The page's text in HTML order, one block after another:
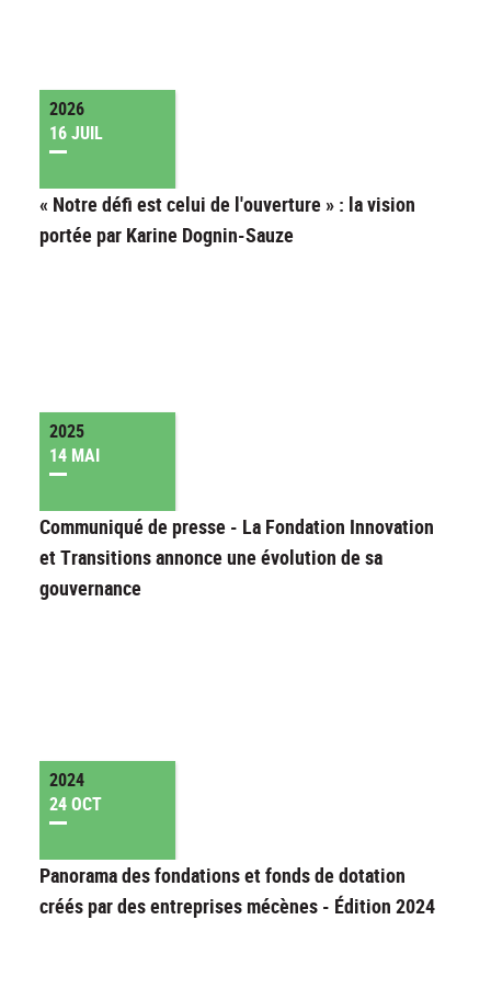
2026
16 JUIL
« Notre défi est celui de l'ouverture » : la vision
portée par Karine Dognin-Sauze
2025
14 MAI
Communiqué de presse - La Fondation Innovation
et Transitions annonce une évolution de sa
gouvernance
2024
24 OCT
Panorama des fondations et fonds de dotation
créés par des entreprises mécènes - Édition 2024